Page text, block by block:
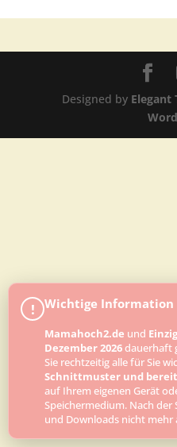
Designed by Elegant
! Wichtige Information
Mamahoch2.de und
Dezember 2026dauerhaft
Sie rechtzeitig alle für Sie
Schnittmuster und
auf Ihrem eigenen Gerät
Speichermedium. Nach
und Downloads nicht mehr